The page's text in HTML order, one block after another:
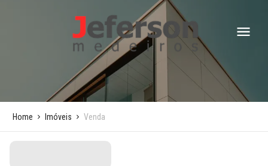
Home Imóveis Venda